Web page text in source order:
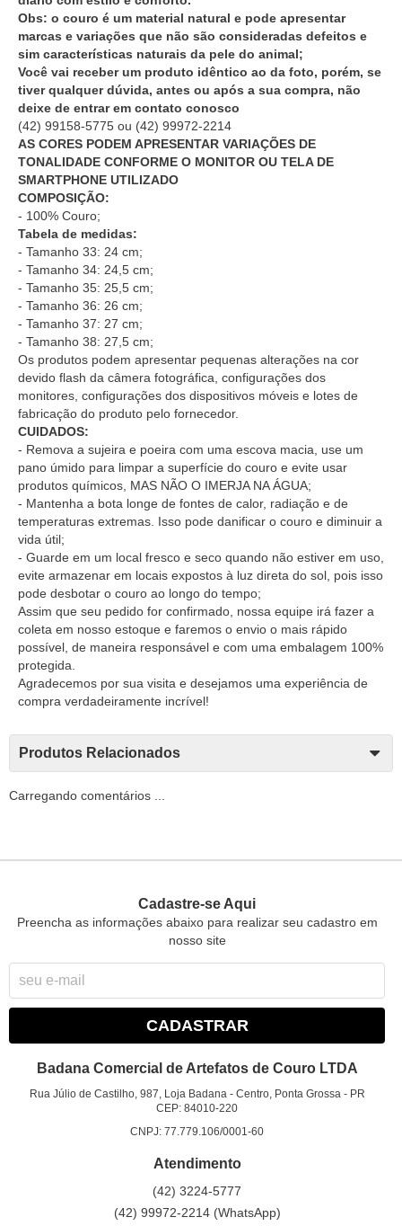
Obs: o couro é um material natural e pode apresentar
marcas e variações que não são consideradas defeitos e
sim características naturais da pele do animal;
Você vai receber um produto idêntico ao da foto, porém, se
tiver qualquer dúvida, antes ou após a sua compra, não
deixe de entrar em contato conosco
(42) 99158-5775 ou (42) 99972-2214
AS CORES PODEM APRESENTAR VARIAÇÕES DE
TONALIDADE CONFORME O MONITOR OU TELA DE
SMARTPHONE UTILIZADO
COMPOSIÇÃO:
- 100% Couro;
Tabela de medidas:
- Tamanho 33: 24 cm;
- Tamanho 34: 24,5 cm;
- Tamanho 35: 25,5 cm;
- Tamanho 36: 26 cm;
- Tamanho 37: 27 cm;
- Tamanho 38: 27,5 cm;
Os produtos podem apresentar pequenas alterações na cor
devido flash da câmera fotográfica, configurações dos
monitores, configurações dos dispositivos móveis e lotes de
fabricação do produto pelo fornecedor.
CUIDADOS:
- Remova a sujeira e poeira com uma escova macia, use um
pano úmido para limpar a superfície do couro e evite usar
produtos químicos, MAS NÃO O IMERJA NA ÁGUA;
- Mantenha a bota longe de fontes de calor, radiação e de
temperaturas extremas. Isso pode danificar o couro e diminuir a
vida útil;
- Guarde em um local fresco e seco quando não estiver em uso,
evite armazenar em locais expostos à luz direta do sol, pois isso
pode desbotar o couro ao longo do tempo;
Assim que seu pedido for confirmado, nossa equipe irá fazer a
coleta em nosso estoque e faremos o envio o mais rápido
possível, de maneira responsável e com uma embalagem 100%
protegida.
Agradecemos por sua visita e desejamos uma experiência de
compra verdadeiramente incrível!
Produtos Relacionados
Carregando comentários ...
Cadastre-se Aqui
Preencha as informações abaixo para realizar seu cadastro em
nosso site
CADASTRAR
Badana Comercial de Artefatos de Couro LTDA
Rua Júlio de Castilho, 987, Loja Badana- Centro, Ponta Grossa- PR
CEP: 84010-220
CNPJ: 77.779.106/0001-60
Atendimento
(42) 3224-5777
(42) 99972-2214 (WhatsApp)